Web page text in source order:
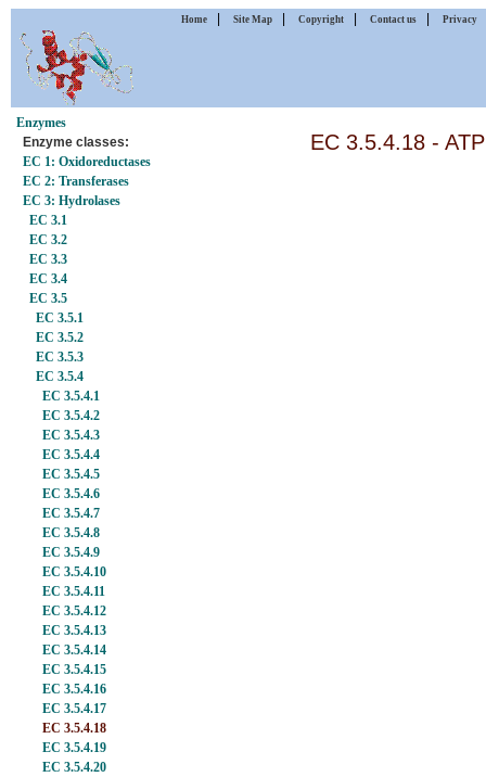
Home Site Map Copyright Contact us Privacy
Enzymes
Enzyme classes:
EC 1: Oxidoreductases
EC 2: Transferases
EC 3: Hydrolases
EC 3.1
EC 3.2
EC 3.3
EC 3.4
EC 3.5
EC 3.5.1
EC 3.5.2
EC 3.5.3
EC 3.5.4
EC 3.5.4.1
EC 3.5.4.2
EC 3.5.4.3
EC 3.5.4.4
EC 3.5.4.5
EC 3.5.4.6
EC 3.5.4.7
EC 3.5.4.8
EC 3.5.4.9
EC 3.5.4.10
EC 3.5.4.11
EC 3.5.4.12
EC 3.5.4.13
EC 3.5.4.14
EC 3.5.4.15
EC 3.5.4.16
EC 3.5.4.17
EC 3.5.4.18
EC 3.5.4.19
EC 3.5.4.20
EC 3.5.4.18 -